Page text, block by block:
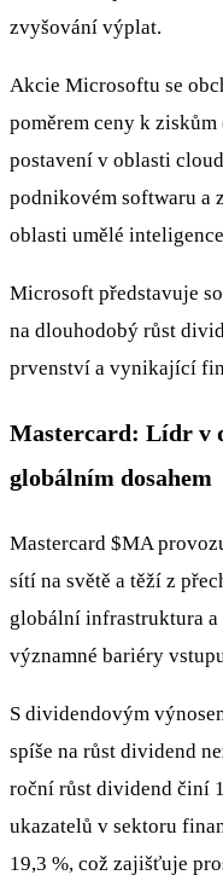
zvyšování výplat.
Akcie Microsoftu se
poměrem ceny k
postavení v oblasti
podnikovém softwaru a
oblasti umělé
Microsoft představuje
na dlouhodobý růst
prvenství a vynikající
Mastercard: Lídr v
globálním dosahem
Mastercard $MA
sítí na světě a těží z
globální infrastruktura
významné bariéry
S dividendovým
spíše na růst dividend
roční růst dividend činí
ukazatelů v sektoru
19,3 %, což zajišťuje